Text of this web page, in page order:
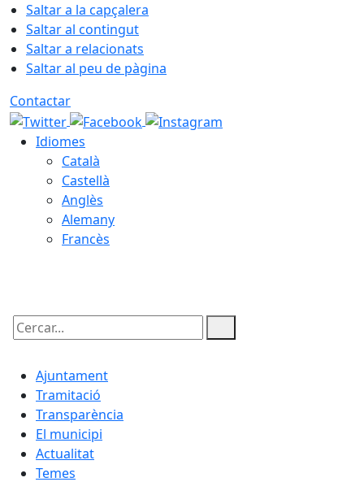
Saltar a la capçalera
Saltar al contingut
Saltar a relacionats
Saltar al peu de pàgina
Contactar
Idiomes
Català
Castellà
Anglès
Alemany
Francès
Cercar:
Ajuntament
Tramitació
Transparència
El municipi
Actualitat
Temes